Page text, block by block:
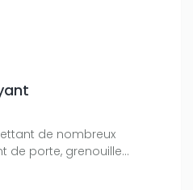
de nombreux
de porte, grenouille...